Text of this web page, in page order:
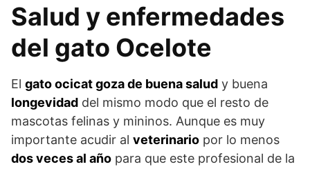
Salud y enfermedades
del gato Ocelote
El gato ocicat goza de buena salud y buena
longevidad del mismo modo que el resto de
mascotas felinas y mininos. Aunque es muy
importante acudir al veterinario por lo menos
dos veces al año para que este profesional de la